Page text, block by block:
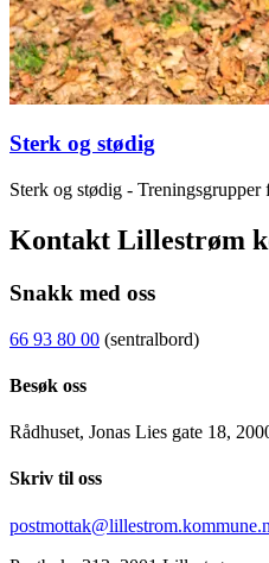
Sterk og stødig
Sterk og stødig - Treningsgrupper
Kontakt Lillestrøm
Snakk med oss
66 93 80 00 (sentralbord)
Besøk oss
Rådhuset, Jonas Lies gate 18,
Skriv til oss